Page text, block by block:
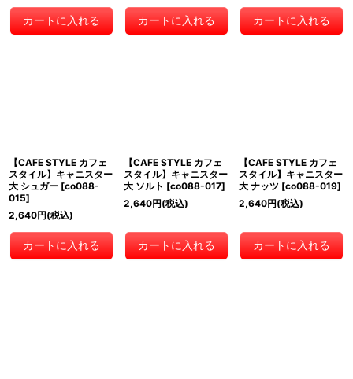
カートに入れる カートに入れる カートに入れる
【CAFE STYLE カフェ
スタイル】キャニスター
大 シュガー [co088-
015]
2,640円(税込)
カートに入れる
【CAFE STYLE カフェ
スタイル】キャニスター
大 ソルト [co088-017]
2,640円(税込)
カートに入れる
【CAFE STYLE カフェ
スタイル】キャニスター
大 ナッツ [co088-019]
2,640円(税込)
カートに入れる